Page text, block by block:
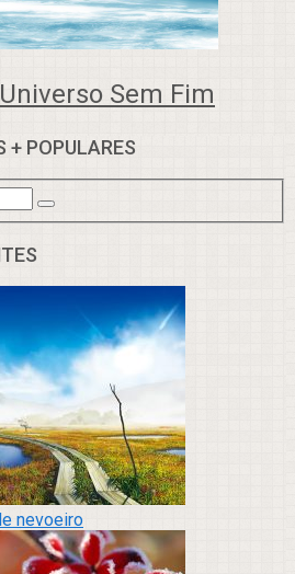
Sem Fim
+ POPULARES
nevoeiro